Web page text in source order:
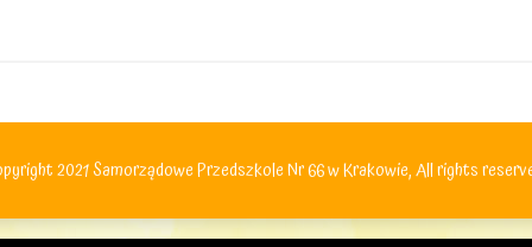
2021 Samorządowe Przedszkole Nr 66 w Krakowie, All rights